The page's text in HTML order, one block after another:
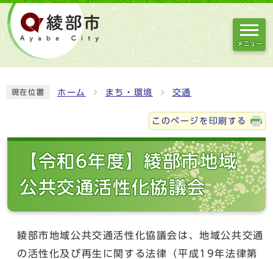
メニュー
現在位置 ホーム まち・環境 交通
このページを印刷する
【令和6年度】綾部市地域
公共交通活性化協議会
綾部市地域公共交通活性化協議会は、地域公共交通
の活性化及び再生に関する法律（平成19年法律第